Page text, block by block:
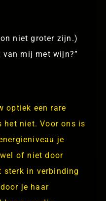
niet groter zijn.)
van mij met wijn?”
optiek een rare
het niet. Voor ons is
je
of niet door
sterk in verbinding
je haar